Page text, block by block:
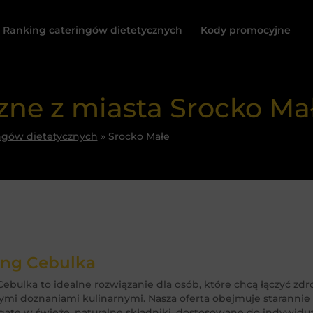
Ranking cateringów dietetycznych Kody promocyjne
z miasta Srocko
dietetycznych » Srocko Małe
Cebulka
to idealne rozwiązanie dla osób, które chcą łączyć
doznaniami kulinarnymi. Nasza oferta obejmuje
smacznie
i tanio!